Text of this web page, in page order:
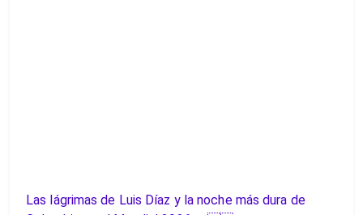
Las lágrimas de Luis Díaz y la noche más dura de